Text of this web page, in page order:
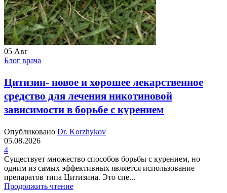
05 Авг
Блог врача
Цитизин- новое и хорошее лекарственное
средство для лечения никотиновой
зависимости в борьбе с курением
Опубликовано Dr. Korzhykov
05.08.2026
4
Существует множество способов борьбы с курением, но
одним из самых эффективных является использование
препаратов типа Цитизина. Это спе...
Продолжить чтение